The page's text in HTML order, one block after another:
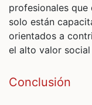
profesionales que
solo están
orientados a
el alto valor
Conclusión